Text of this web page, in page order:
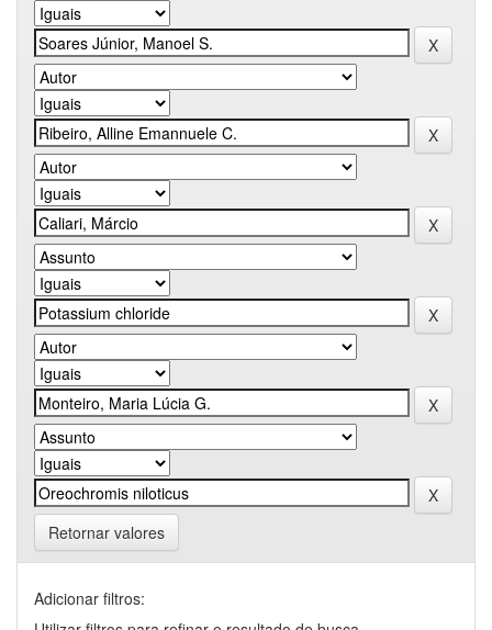
Retornar valores
Adicionar filtros: